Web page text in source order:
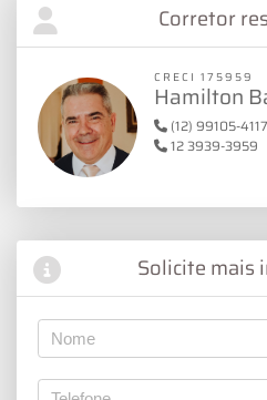
Corretor
CRECI 175959
Hamilton
(12) 99105-4117
12 3939-3959
Solicite mais